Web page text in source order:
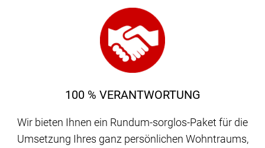
100 % VERANTWORTUNG
Wir bieten Ihnen ein Rundum-sorglos-Paket für die
Umsetzung Ihres ganz persönlichen Wohntraums,